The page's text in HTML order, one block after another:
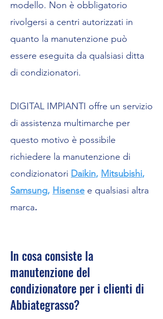
modello. Non è obbligatorio
rivolgersi a centri autorizzati in
quanto la manutenzione può
essere eseguita da qualsiasi ditta
di condizionatori.
DIGITAL IMPIANTI offre un servizio
di assistenza multimarche per
questo motivo è possibile
richiedere la manutenzione di
condizionatori Daikin, Mitsubishi,
Samsung, Hisense e qualsiasi altra
marca.
In cosa consiste la
manutenzione del
condizionatore per i clienti di
Abbiategrasso?